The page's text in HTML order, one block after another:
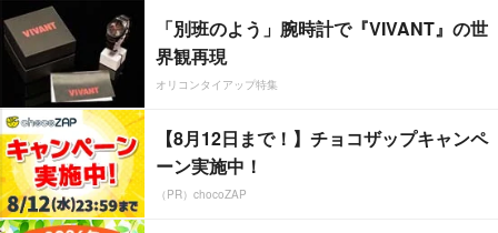
「別班のよう」腕時計で『VIVANT』の世
界観再現
オリコンタイアップ特集
【8月12日まで！】チョコザップキャンペ
ーン実施中！
（PR）chocoZAP